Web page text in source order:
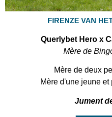
FIRENZE VAN
Querlybet Hero x
Mère de
Mère de deux
Mère d'une jeune
Jument